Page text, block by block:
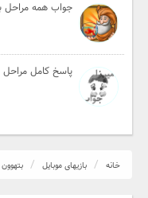
جواب همه مراحل
پاسخ کامل مراحل 181 تا 200 بازی جدولانه 1
خانه بازیهای موبایل بتهوون